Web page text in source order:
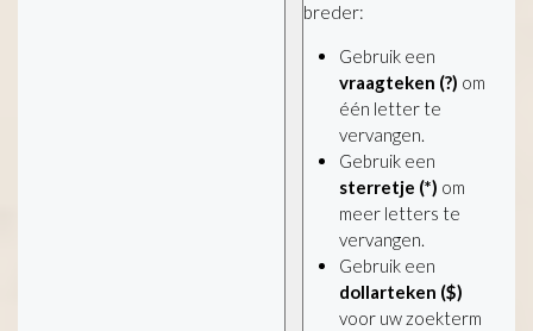
breder:
Gebruik een
vraagteken (?) om
één letter te
vervangen.
Gebruik een
sterretje (*) om
meer letters te
vervangen.
Gebruik een
dollarteken ($)
voor uw zoekterm